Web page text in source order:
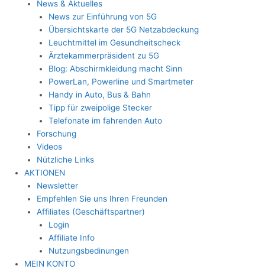
News & Aktuelles
News zur Einführung von 5G
Übersichtskarte der 5G Netzabdeckung
Leuchtmittel im Gesundheitscheck
Ärztekammerpräsident zu 5G
Blog: Abschirmkleidung macht Sinn
PowerLan, Powerline und Smartmeter
Handy in Auto, Bus & Bahn
Tipp für zweipolige Stecker
Telefonate im fahrenden Auto
Forschung
Videos
Nützliche Links
AKTIONEN
Newsletter
Empfehlen Sie uns Ihren Freunden
Affiliates (Geschäftspartner)
Login
Affiliate Info
Nutzungsbedinungen
MEIN KONTO